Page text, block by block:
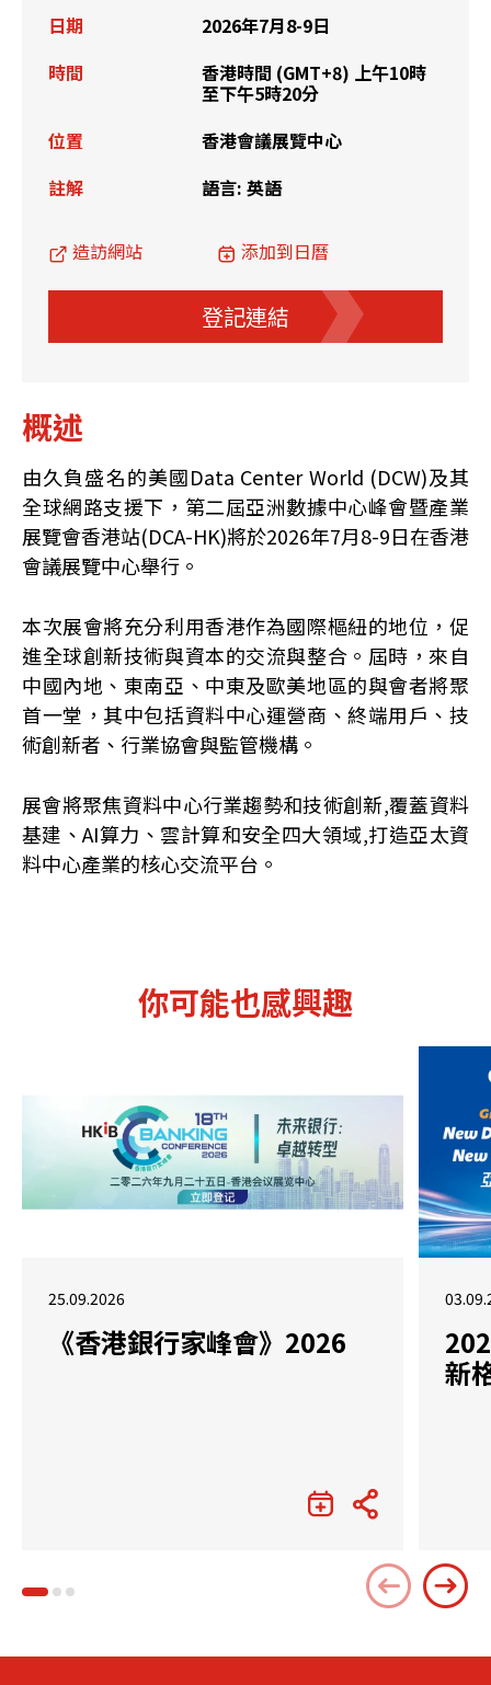
日期
2026年7月8-9日
時間
香港時間 (GMT+8) 上午10時
至下午5時20分
位置
香港會議展覽中心
註解
語言: 英語
造訪網站 添加到日曆
登記連結
概述
由久負盛名的美國Data Center World (DCW)及其
全球網路支援下，第二屆亞洲數據中心峰會暨產業
展覽會香港站(DCA-HK)將於2026年7月8-9日在香港
會議展覽中心舉行。
本次展會將充分利用香港作為國際樞紐的地位，促
進全球創新技術與資本的交流與整合。屆時，來自
中國內地、東南亞、中東及歐美地區的與會者將聚
首一堂，其中包括資料中心運營商、終端用戶、技
術創新者、行業協會與監管機構。
展會將聚焦資料中心行業趨勢和技術創新,覆蓋資料
基建、AI算力、雲計算和安全四大領域,打造亞太資
料中心產業的核心交流平台。
你可能也感興趣
25.09.2026
《香港銀行家峰會》2026
新